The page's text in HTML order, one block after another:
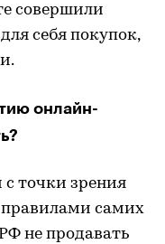
совершили
себя покупок,
онлайн-
точки зрения
правилами самих
не продавать